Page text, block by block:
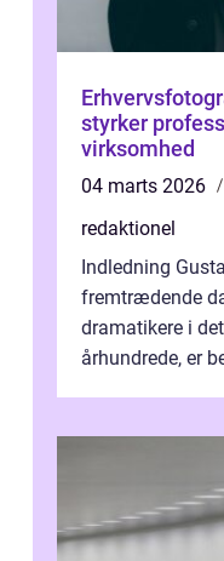
styrker
virksomhed
04 marts 2026
redaktionel
Indledning
fremtrædende
dramatikere i
århundrede, er